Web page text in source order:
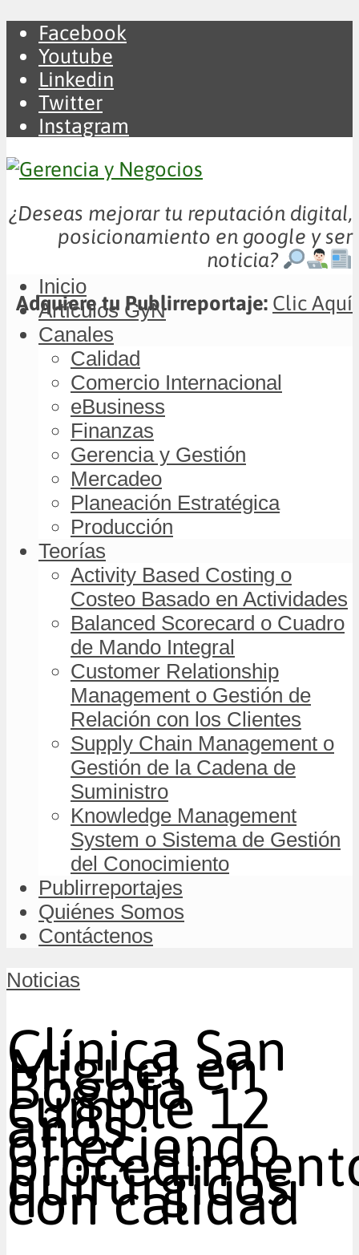
Facebook
Youtube
Linkedin
Twitter
Instagram
¿Deseas mejorar tu reputación digital,
posicionamiento en google y ser
noticia?
Adquiere tu Publirreportaje: Clic Aquí
Inicio
Artículos GyN
Canales
Calidad
Comercio Internacional
eBusiness
Finanzas
Gerencia y Gestión
Mercadeo
Planeación Estratégica
Producción
Teorías
Activity Based Costing o
Costeo Basado en Actividades
Balanced Scorecard o Cuadro
de Mando Integral
Customer Relationship
Management o Gestión de
Relación con los Clientes
Supply Chain Management o
Gestión de la Cadena de
Suministro
Knowledge Management
System o Sistema de Gestión
del Conocimiento
Publirreportajes
Quiénes Somos
Contáctenos
Noticias
Clínica San
Miguel en
Bogotá
cumple 12
años
ofreciendo
quirúrgicos
con calidad